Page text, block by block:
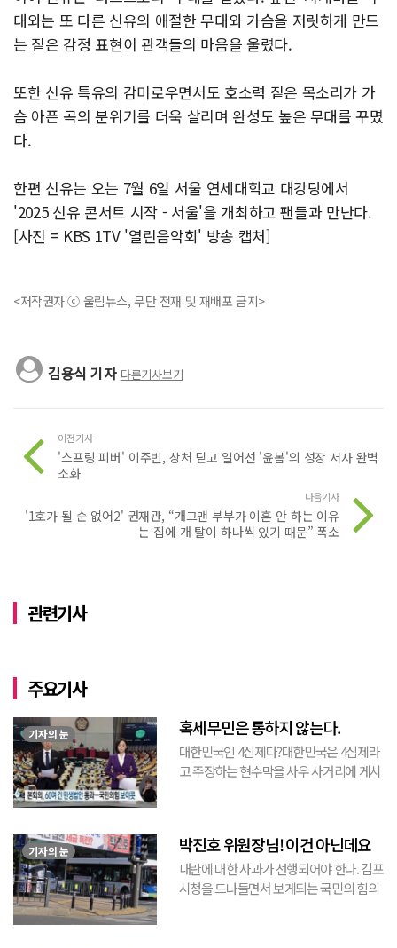
대와는 또 다른 신유의 애절한 무대와 가슴을 저릿하게 만드
는 짙은 감정 표현이 관객들의 마음을 울렸다.
또한 신유 특유의 감미로우면서도 호소력 짙은 목소리가 가
슴 아픈 곡의 분위기를 더욱 살리며 완성도 높은 무대를 꾸몄
다.
한편 신유는 오는 7월 6일 서울 연세대학교 대강당에서
'2025 신유 콘서트 시작 - 서울'을 개최하고 팬들과 만난다.
[사진 = KBS 1TV '열린음악회' 방송 캡처]
<저작권자 ⓒ 울림뉴스, 무단 전재 및 재배포 금지>
김용식 기자 다른기사보기
이전기사
'스프링 피버' 이주빈, 상처 딛고 일어선 '윤봄'의 성장 서사 완벽
소화
다음기사
'1호가 될 순 없어2' 권재관, “개그맨 부부가 이혼 안 하는 이유
는 집에 개 탈이 하나씩 있기 때문” 폭소
관련기사
주요기사
기자의 눈 혹세무민은 통하지 않는다.
대한민국인 4심제다?대한민국은 4심제라
고 주장하는 현수막을 사우 사거리에 게시
민(惑...
기자의 눈 박진호 위원장님! 이건 아닌데요
내란에 대한 사과가 선행되어야 한다. 김포
시청을 드나들면서 보게되는 국민의 힘의